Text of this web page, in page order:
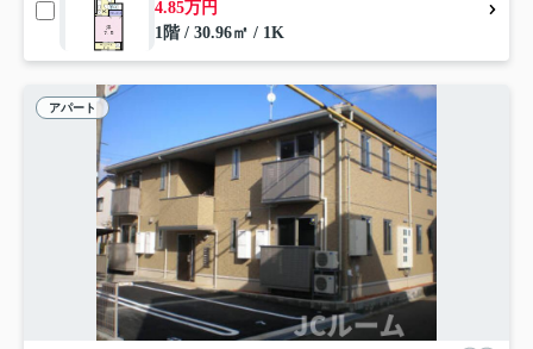
4.85万円
1階 / 30.96㎡ / 1K
アパート